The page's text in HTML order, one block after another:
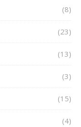
(8)
(23)
(13)
(3)
(15)
(4)